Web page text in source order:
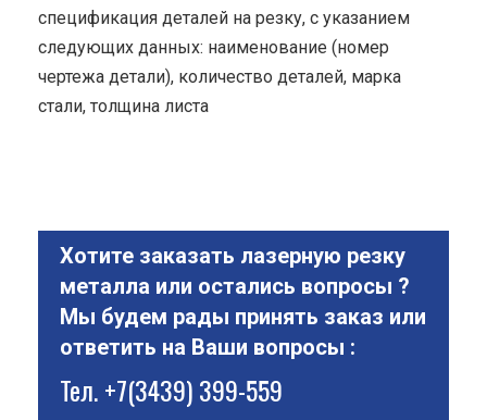
спецификация деталей на резку, с указанием
следующих данных: наименование (номер
чертежа детали), количество деталей, марка
стали, толщина листа
Хотите заказать лазерную резку
металла или остались вопросы ?
Мы будем рады принять заказ или
ответить на Ваши вопросы :
Тел.+7(3439) 399-559